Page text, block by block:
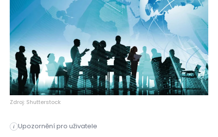
Zdroj: Shutterstock
i Upozornění pro uživatele